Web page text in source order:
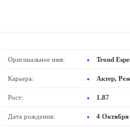
Оригинальное имя: Trond
Карьера: Актер,
Рост: 1.87
Дата рождения: 4 Октября